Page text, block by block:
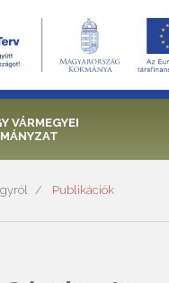
VÁRMEGYEI
Publikációk